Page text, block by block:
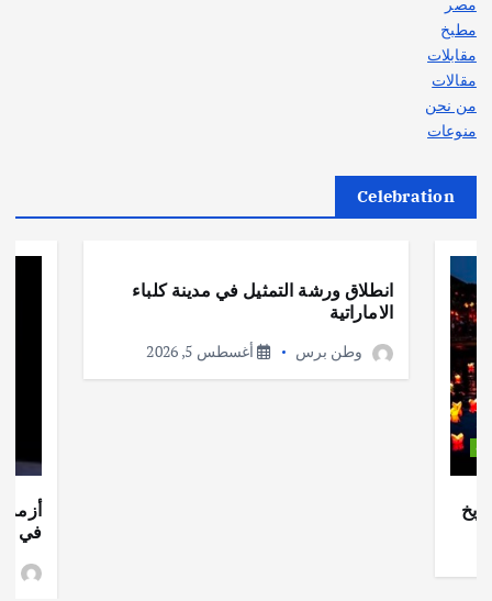
مطبخ
مقابلات
مقالات
من نحن
منوعات
Celebration
انطلاق ورشة التمثيل في مدينة كلباء
الاماراتية
وطن برس أغسطس 5, 2026
أزمة
في